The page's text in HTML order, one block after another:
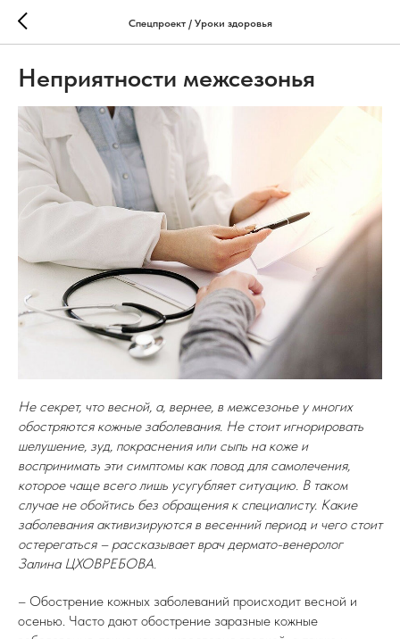
Спецпроект / Уроки здоровья
Неприятности межсезонья
Не секрет, что весной, а, вернее, в межсезонье у многих
обостряются кожные заболевания. Не стоит игнорировать
шелушение, зуд, покраснения или сыпь на коже и
воспринимать эти симптомы как повод для самолечения,
которое чаще всего лишь усугубляет ситуацию. В таком
случае не обойтись без обращения к специалисту. Какие
заболевания активизируются в весенний период и чего стоит
остерегаться – рассказывает врач дермато-венеролог
Залина ЦХОВРЕБОВА.
– Обострение кожных заболеваний происходит весной и
осенью. Часто дают обострение заразные кожные